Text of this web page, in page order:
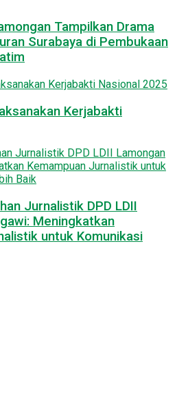
Tampilkan Drama
Surabaya di Pembukaan
Kerjabakti
Jurnalistik DPD LDII
Meningkatkan
untuk Komunikasi